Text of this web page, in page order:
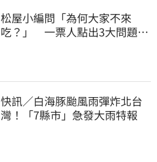
松屋小編問「為何大家不來
吃？」 一票人點出3大問題：
快訊／白海豚颱風雨彈炸北台
灣！「7縣市」急發大雨特報